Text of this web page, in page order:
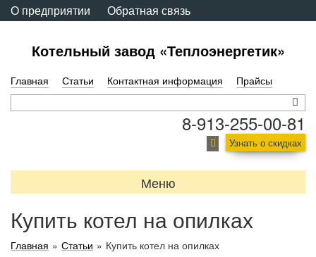
О предприятии Обратная связь
Котельный завод «Теплоэнергетик»
Главная Статьи Контактная информация Прайсы
8-913-255-00-81
Узнать о скидках
Меню
Купить котел на опилках
Главная » Статьи » Купить котел на опилках